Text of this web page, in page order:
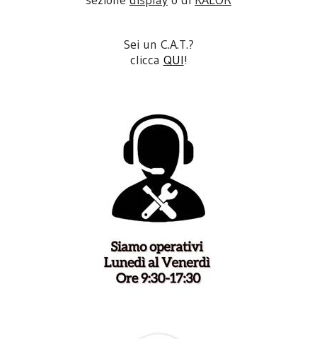
Sei un C.A.T.?
clicca QUI!